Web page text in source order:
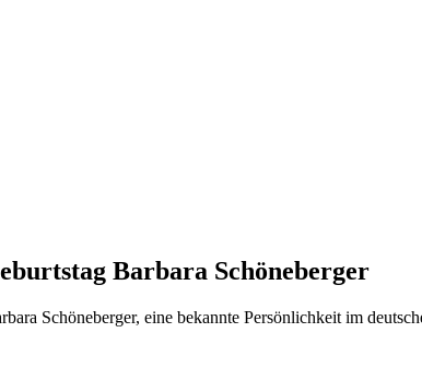
Barbara Schöneberger
Schöneberger, eine bekannte Persönlichkeit im